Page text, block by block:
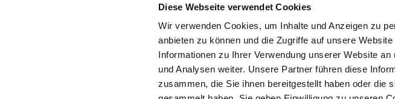
Diese Webseite verwendet Cookies
Wir verwenden Cookies, um Inhalte und Anzeigen zu
anbieten zu können und die Zugriffe auf unsere
Informationen zu Ihrer Verwendung unserer Website
und Analysen weiter. Unsere Partner führen diese
zusammen, die Sie ihnen bereitgestellt haben oder die